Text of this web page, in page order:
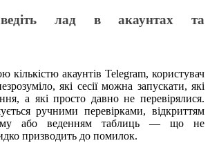
лад в акаунтах та
акаунтів Telegram, користувач
які сесії можна запускати, які
а які просто давно не перевірялися.
ручними перевірками, відкриттям
або веденням таблиць — що не
призводить до помилок.